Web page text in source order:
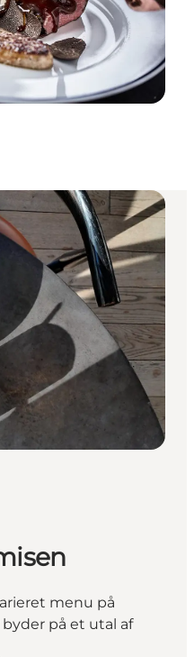
menu på
på et utal af